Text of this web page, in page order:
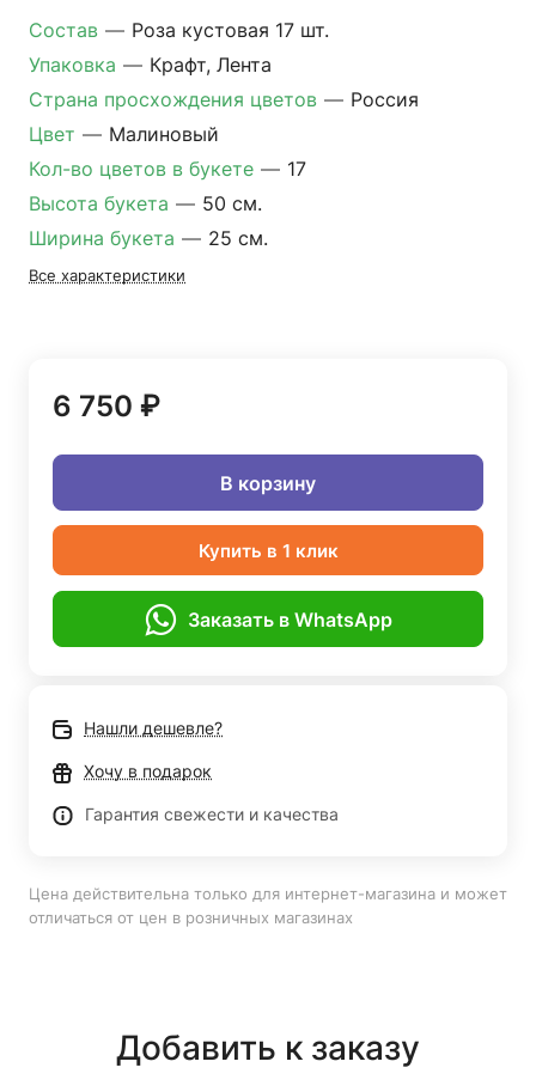
Состав — Роза кустовая 17 шт.
Упаковка — Крафт, Лента
Страна просхождения цветов — Россия
Цвет — Малиновый
Кол-во цветов в букете — 17
Высота букета — 50 см.
Ширина букета — 25 см.
Все характеристики
6 750 ₽
В корзину
Купить в 1 клик
Заказать в WhatsApp
Нашли дешевле?
Хочу в подарок
Гарантия свежести и качества
Цена действительна только для интернет-магазина и может
отличаться от цен в розничных магазинах
Добавить к заказу